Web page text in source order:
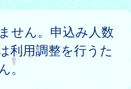
せん。申込み人数
利用調整を行うた
。